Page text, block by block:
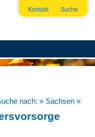
Kontakt Suche
nach: » Sachsen «